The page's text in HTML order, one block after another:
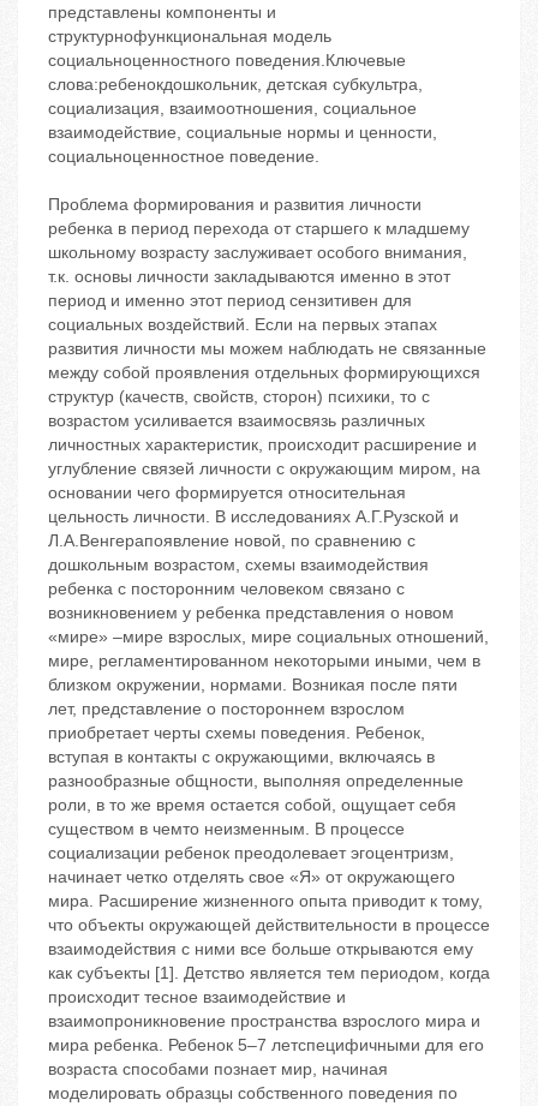
представлены компоненты и
структурнофункциональная модель
социальноценностного поведения.Ключевые
слова:ребенокдошкольник, детская субкультра,
социализация, взаимоотношения, социальное
взаимодействие, социальные нормы и ценности,
социальноценностное поведение.
Проблема формирования и развития личности
ребенка в период перехода от старшего к младшему
школьному возрасту заслуживает особого внимания,
т.к. основы личности закладываются именно в этот
период и именно этот период сензитивен для
социальных воздействий. Если на первых этапах
развития личности мы можем наблюдать не связанные
между собой проявления отдельных формирующихся
структур (качеств, свойств, сторон) психики, то с
возрастом усиливается взаимосвязь различных
личностных характеристик, происходит расширение и
углубление связей личности с окружающим миром, на
основании чего формируется относительная
цельность личности. В исследованиях А.Г.Рузской и
Л.А.Венгерапоявление новой, по сравнению с
дошкольным возрастом, схемы взаимодействия
ребенка с посторонним человеком связано с
возникновением у ребенка представления о новом
«мире» –мире взрослых, мире социальных отношений,
мире, регламентированном некоторыми иными, чем в
близком окружении, нормами. Возникая после пяти
лет, представление о постороннем взрослом
приобретает черты схемы поведения. Ребенок,
вступая в контакты с окружающими, включаясь в
разнообразные общности, выполняя определенные
роли, в то же время остается собой, ощущает себя
существом в чемто неизменным. В процессе
социализации ребенок преодолевает эгоцентризм,
начинает четко отделять свое «Я» от окружающего
мира. Расширение жизненного опыта приводит к тому,
что объекты окружающей действительности в процессе
взаимодействия с ними все больше открываются ему
как субъекты [1]. Детство является тем периодом, когда
происходит тесное взаимодействие и
взаимопроникновение пространства взрослого мира и
мира ребенка. Ребенок 5–7 летспецифичными для его
возраста способами познает мир, начиная
моделировать образцы собственного поведения по